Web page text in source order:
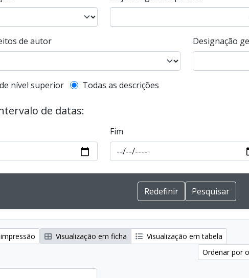
de autor Designação
de nível superior
nível superior Todas as descrições
de datas:
Fim
Visualização em ficha
Visualização em tabela
Ordenar por